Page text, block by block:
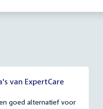
van ExpertCare
goed alternatief voor